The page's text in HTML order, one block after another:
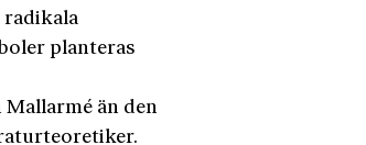
radikala
planteras
Mallarmé än den